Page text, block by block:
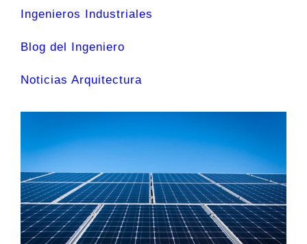
Ingenieros Industriales
Blog del Ingeniero
Noticias Arquitectura